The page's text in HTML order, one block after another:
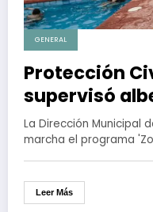
GENERAL
Protección
supervisó
como parte
Segura
La Dirección Municipal
marcha el programa
Leer Más